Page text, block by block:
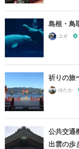
島根・鳥
ユギ
祈りの旅
ゆたか
公共交通
出雲の